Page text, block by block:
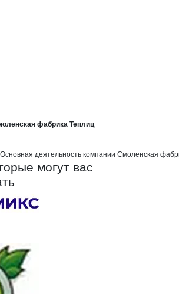
странице
фабрика Теплиц
деятельность компании Смоленская
могут вас